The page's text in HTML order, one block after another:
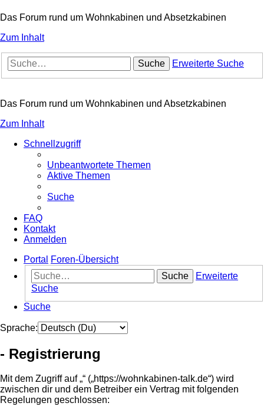
Das Forum rund um Wohnkabinen und Absetzkabinen
Zum Inhalt
Suche Erweiterte Suche
Das Forum rund um Wohnkabinen und Absetzkabinen
Zum Inhalt
Schnellzugriff
Unbeantwortete Themen
Aktive Themen
Suche
FAQ
Kontakt
Anmelden
Portal
Foren-Übersicht
Suche
Erweiterte
Suche
Suche
Sprache:
- Registrierung
Mit dem Zugriff auf „“ („https://wohnkabinen-talk.de“) wird
zwischen dir und dem Betreiber ein Vertrag mit folgenden
Regelungen geschlossen: